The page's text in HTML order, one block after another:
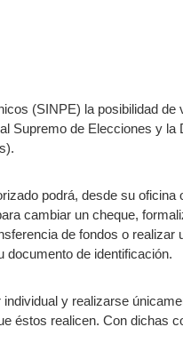
(SINPE) la posibilidad de
Supremo de Elecciones y
podrá, desde su
cambiar un cheque,
de fondos o realizar
documento de identificación.
y realizarse
éstos realicen. Con dichas